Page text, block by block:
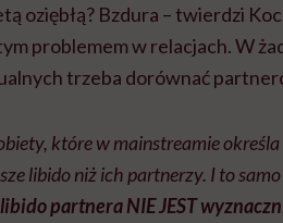
oziębłą? Bzdura – twierdzi
problemem w relacjach. W
trzeba dorównać
które w mainstreamie
libido niż ich partnerzy. I to
libido partnera NIE JEST